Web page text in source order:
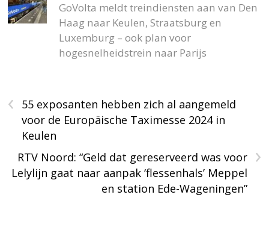
GoVolta meldt treindiensten aan van Den
Haag naar Keulen, Straatsburg en
Luxemburg – ook plan voor
hogesnelheidstrein naar Parijs
‹
55 exposanten hebben zich al aangemeld
voor de Europäische Taximesse 2024 in
Keulen
›
RTV Noord: “Geld dat gereserveerd was voor
Lelylijn gaat naar aanpak ‘flessenhals’ Meppel
en station Ede-Wageningen”